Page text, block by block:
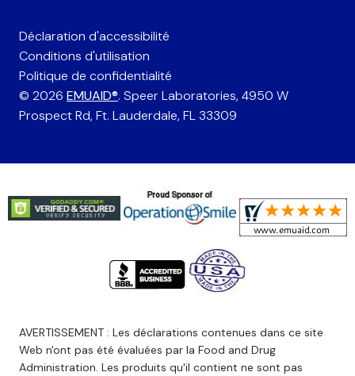
Déclaration d'accessibilité
Conditions d'utilisation
Politique de confidentialité
© 2026 EMUAID®. Speer Laboratories, 4950 W
Prospect Rd, Ft. Lauderdale, FL 33309
AVERTISSEMENT : Les déclarations contenues dans ce site
Web n'ont pas été évaluées par la Food and Drug
Administration. Les produits qu'il contient ne sont pas